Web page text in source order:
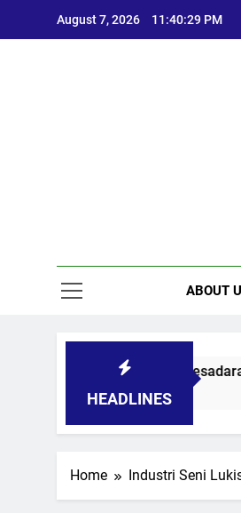
August 7, 2026 11:40:30 PM
ABOUT
HEADLINES
Sosial: Menggugah Kesadaran
Home Industri Seni